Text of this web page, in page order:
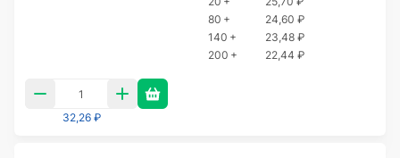
80 +
24,60 ₽
140 +
23,48 ₽
200 +
22,44 ₽
32,26 ₽